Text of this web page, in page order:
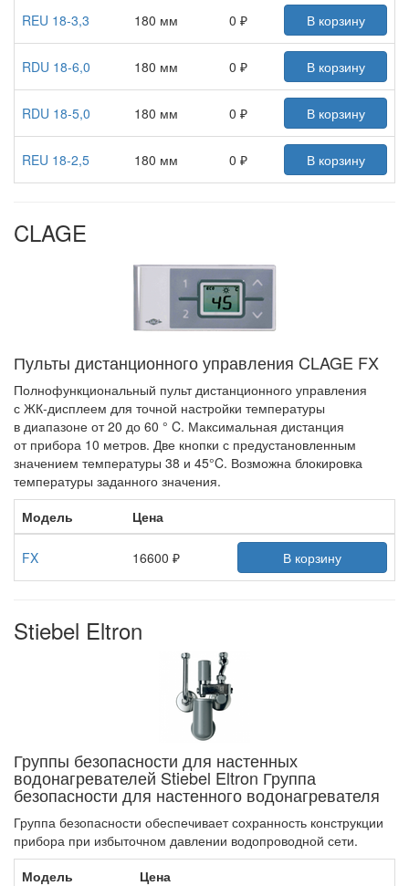
REU 18-3,3 180 мм 0 ₽ В корзину
RDU 18-6,0 180 мм 0 ₽ В корзину
RDU 18-5,0 180 мм 0 ₽ В корзину
REU 18-2,5 180 мм 0 ₽ В корзину
CLAGE
Пульты дистанционного управления CLAGE FX
Полнофункциональный пульт дистанционного управления
с ЖК-дисплеем для точной настройки температуры
в диапазоне от 20 до 60 ° C. Максимальная дистанция
от прибора 10 метров. Две кнопки с предустановленным
значением температуры 38 и 45°C. Возможна блокировка
температуры заданного значения.
Модель
Цена
FX 16600 ₽ В корзину
Stiebel Eltron
Группы безопасности для настенных
водонагревателей Stiebel Eltron Группа
безопасности для настенного водонагревателя
Группа безопасности обеспечивает сохранность конструкции
прибора при избыточном давлении водопроводной сети.
Модель
Цена